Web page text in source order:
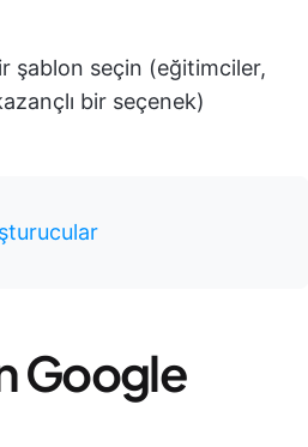
şablon seçin (eğitimciler,
bir seçenek)
Google